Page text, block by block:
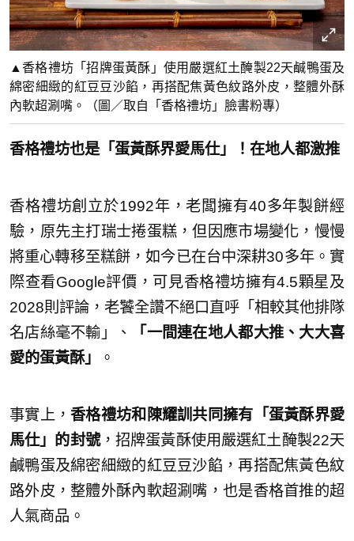
▲香格禮坊「招牌蛋黃酥」使用嚴選紅土醃製22天鹹鴨蛋及
綿密細緻的紅豆豆沙餡，再搭配焦黃色紋路外皮，整體外酥
內軟超涮嘴。（圖／取自「香格禮坊」臉書粉專）
香格禮坊也是「蛋黃酥界愛馬仕」！在地人都激推
香格禮坊創立於1992年，老闆擁有40多年製餅經
驗，原先主打瑞士捲蛋糕，但因應市場變化，慢慢
將重心轉移至糕餅，如今已在台中深耕30多年。實
際查看Google評價，可見香格禮坊擁有4.5顆星及
2028則評論，老饕全讚不絕口直呼「相較其他排隊
名店絲毫不輸」、
「一間連在地人都大推、大大喜
愛的蛋黃酥」
。
事實上，香格禮坊和陳耀訓共同擁有「蛋黃酥界愛
馬仕」的封號，招牌蛋黃酥使用嚴選紅土醃製22天
鹹鴨蛋及綿密細緻的紅豆豆沙餡，再搭配焦黃色紋
路外皮，整體外酥內軟超涮嘴，也是香格首推的超
人氣商品。